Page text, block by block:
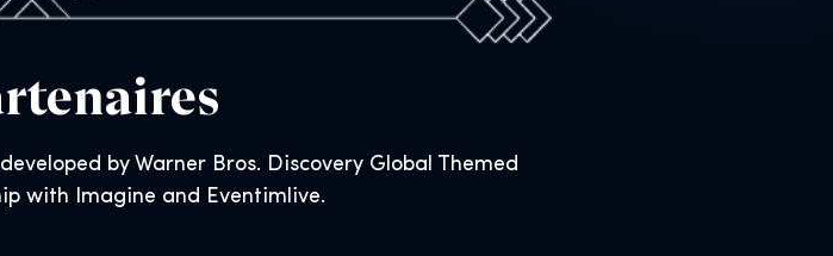
by Warner Bros. Discovery Global Themed
with Imagine and Eventimlive.